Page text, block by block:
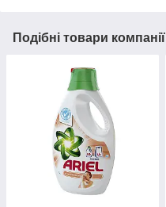
Подібні товари компанії